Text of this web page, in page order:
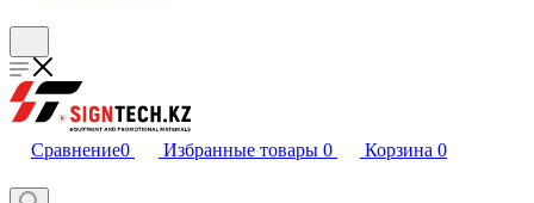
Сравнение0 Избранные товары 0 Корзина 0